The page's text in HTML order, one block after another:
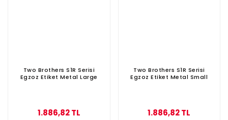
Two Brothers S1R Serisi
Egzoz Etiket Metal Large
1.886,82 TL
Two Brothers S1R Serisi
Egzoz Etiket Metal Small
1.886,82 TL